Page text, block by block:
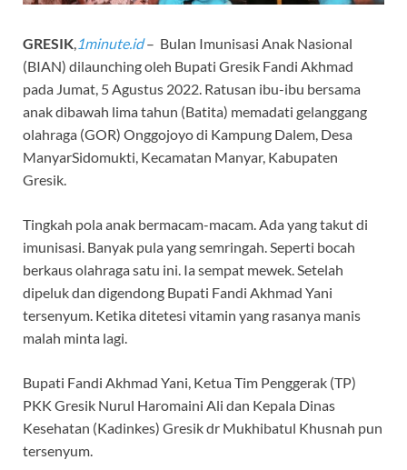
GRESIK 1minute.id– Bulan Imunisasi Anak Nasional
(BIAN) dilaunching oleh Bupati Gresik Fandi Akhmad
pada Jumat, 5 Agustus 2022. Ratusan ibu-ibu bersama
anak dibawah lima tahun (Batita) memadati gelanggang
olahraga (GOR) Onggojoyo di Kampung Dalem, Desa
ManyarSidomukti, Kecamatan Manyar, Kabupaten
Gresik.
Tingkah pola anak bermacam-macam. Ada yang takut di
imunisasi. Banyak pula yang semringah. Seperti bocah
berkaus olahraga satu ini. Ia sempat mewek. Setelah
dipeluk dan digendong Bupati Fandi Akhmad Yani
tersenyum. Ketika ditetesi vitamin yang rasanya manis
malah minta lagi.
Bupati Fandi Akhmad Yani, Ketua Tim Penggerak (TP)
PKK Gresik Nurul Haromaini Ali dan Kepala Dinas
Kesehatan (Kadinkes) Gresik dr Mukhibatul Khusnah pun
tersenyum.